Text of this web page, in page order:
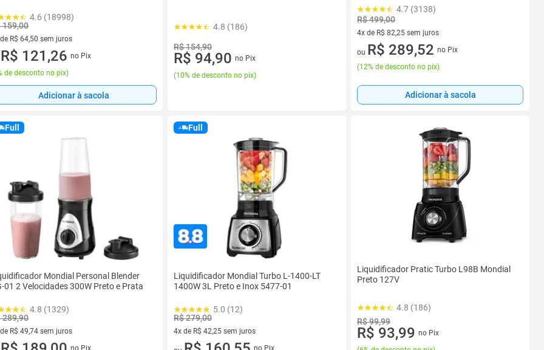
4.6 (18998)
159,00
R$ 64,50 sem juros
de R$ 64,50 sem juros
R$ 121,26 no Pix
de desconto no pix)
Adicionar à sacola
4.8 (186)
R$ 154,90
R$ 94,90 no Pix
(10% de desconto no pix)
4.7 (3138)
R$ 499,00
4x de R$ 82,25 sem juros
4 vez de R$ 82,25 sem juros
ou R$ 289,52 no Pix
(12% de desconto no pix)
Adicionar à sacola
Full
Mondial Personal Blender
01 2 Velocidades 300W Preto e Prata
4.8 (1329)
289,90
R$ 49,74 sem juros
de R$ 49,74 sem jurosno Pix
Full
Liquidificador Mondial Turbo L-1400-LT
1400W 3L Preto e Inox 5477-01
5.0 (12)
R$ 279,00
4x de R$ 42,25 sem juros
4 vez de R$ 42,25 sem jurosno Pix
Liquidificador Pratic Turbo L98B Mondial
Preto 127V
4.8 (186)
R$ 99,99
R$ 93,99 no Pix